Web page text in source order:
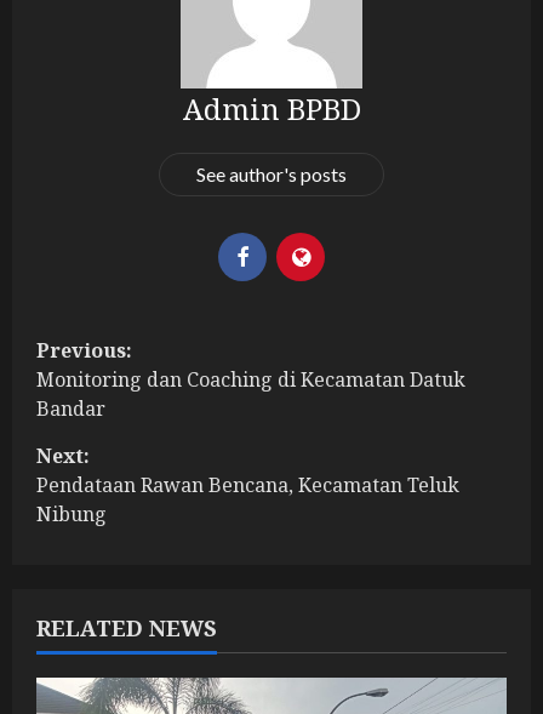
Admin BPBD
See author's posts
P
o
s
t
v
i
Previous:
Monitoring dan Coaching di Kecamatan Datuk
Bandar
Next:
Pendataan Rawan Bencana, Kecamatan Teluk
Nibung
RELATED NEWS